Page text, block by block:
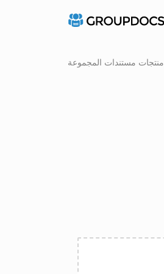
منتجات مستندات المجموعة